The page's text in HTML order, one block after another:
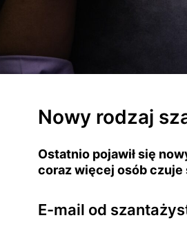
Nowy rodzaj
Ostatnio pojawił się
coraz więcej osób czuje
E-mail od